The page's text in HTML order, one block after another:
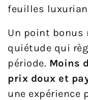
feuilles
Un point bonus
quiétude qui
période. Moins
prix doux et
une expérience